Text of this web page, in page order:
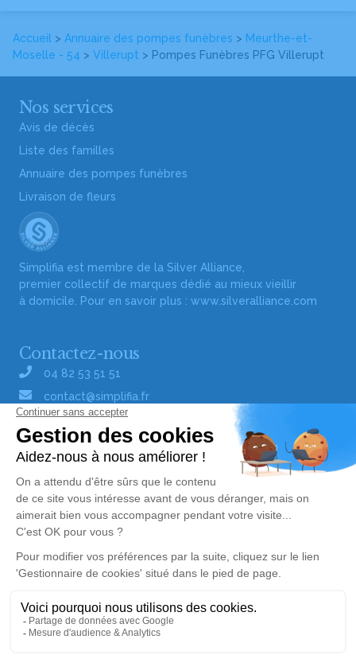
Accueil > Annuaire des pompes funèbres > Meurthe-et-
Moselle - 54 > Villerupt > Pompes Funèbres PFG Villerupt
Nos services
Avis de décès
Liste des familles
Annuaire des pompes funèbres
Livraison de fleurs
Simplifia est membre de la Silver Alliance,
premier collectif de marques dédié au mieux vieillir
à domicile. Pour en savoir plus : www.silveralliance.com
Contactez-nous
04 82 53 51 51
contact@simplifia.fr
Réseaux sociaux
Liens utiles
Publier un avis de décès
Signaler un abus/une erreur
Consultez nos offres d'emploi
Politique de traitement des données